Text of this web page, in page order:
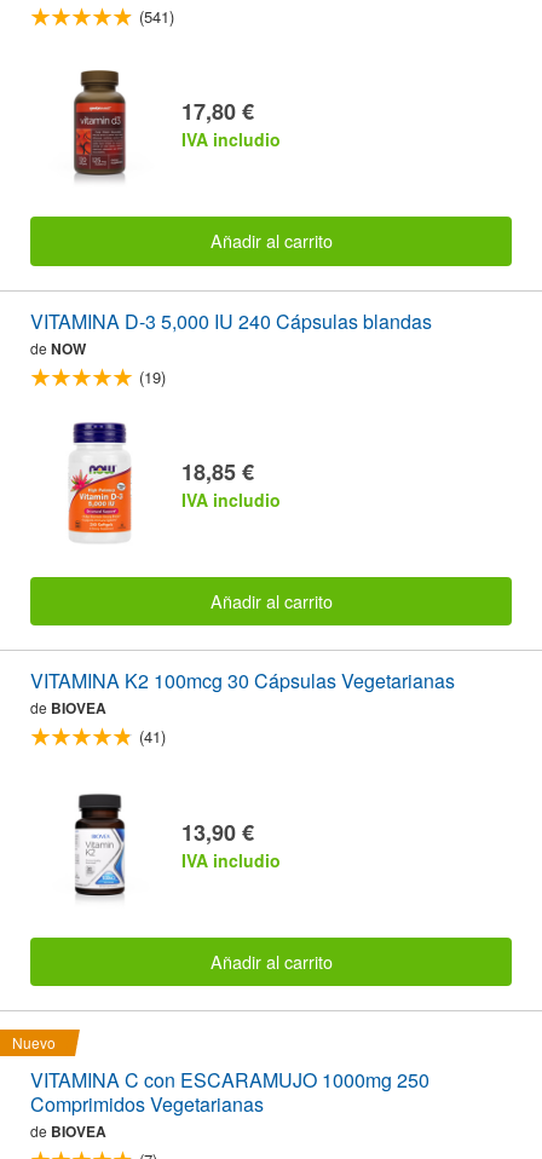
(541)
17,80 €
IVA includio
Añadir al carrito
VITAMINA D-3 5,000 IU 240 Cápsulas blandas
de NOW
(19)
18,85 €
IVA includio
Añadir al carrito
VITAMINA K2 100mcg 30 Cápsulas Vegetarianas
de BIOVEA
(41)
13,90 €
IVA includio
Añadir al carrito
Nuevo
VITAMINA C con ESCARAMUJO 1000mg 250
Comprimidos Vegetarianas
de BIOVEA